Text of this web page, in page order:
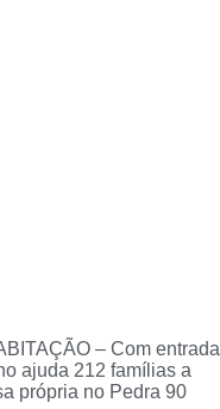
– Com entrada
ajuda 212 famílias a
própria no Pedra 90